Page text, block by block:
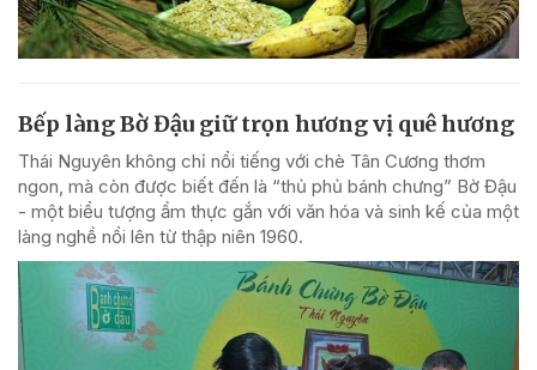
Bếp làng Bờ Đậu giữ trọn hương vị quê hương
Thái Nguyên không chỉ nổi tiếng với chè Tân Cương thơm
ngon, mà còn được biết đến là “thủ phủ bánh chưng” Bờ Đậu
- một biểu tượng ẩm thực gắn với văn hóa và sinh kế của một
làng nghề nổi lên từ thập niên 1960.